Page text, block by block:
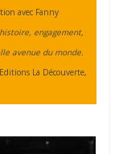
avec Fanny
engagement,
avenue du monde.
La Découverte,